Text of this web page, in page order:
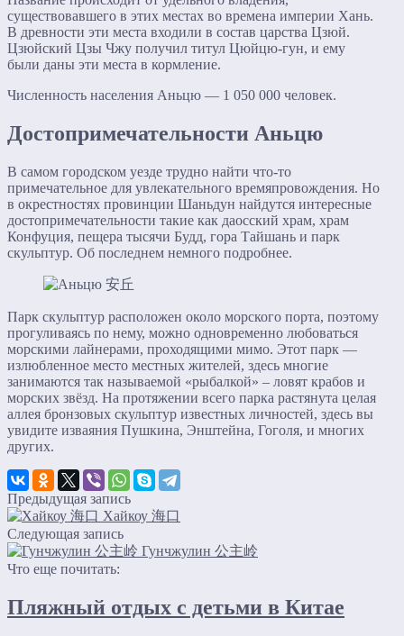
существовавшего в этих местах во времена империи Хань.
В древности эти места входили в состав царства Цзюй.
Цзюйский Цзы Чжу получил титул Цюйцю-гун, и ему
были даны эти места в кормление.
Численность населения Аньцю — 1 050 000 человек.
Достопримечательности Аньцю
В самом городском уезде трудно найти что-то
примечательное для увлекательного времяпровождения. Но
в окрестностях провинции Шаньдун найдутся интересные
достопримечательности такие как даосский храм, храм
Конфуция, пещера тысячи Будд, гора Тайшань и парк
скульптур. Об последнем немного подробнее.
Парк скульптур расположен около морского порта, поэтому
прогуливаясь по нему, можно одновременно любоваться
морскими лайнерами, проходящими мимо. Этот парк —
излюбленное место местных жителей, здесь многие
занимаются так называемой «рыбалкой» – ловят крабов и
морских звёзд. На протяжении всего парка растянута целая
аллея бронзовых скульптур известных личностей, здесь вы
увидите изваяния Пушкина, Энштейна, Гоголя, и многих
других.
Предыдущая запись
Хайкоу 海口
Следующая запись
Гунчжулин 公主岭
Что еще почитать:
Пляжный отдых с детьми в Китае